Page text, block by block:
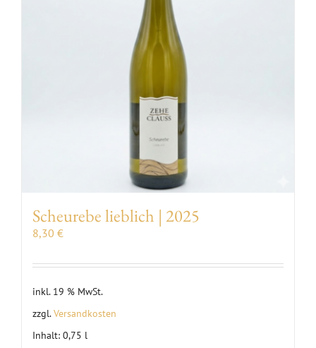
Scheurebe lieblich | 2025
8,30 €
inkl. 19 % MwSt.
zzgl.Versandkosten
Inhalt: 0,75 l